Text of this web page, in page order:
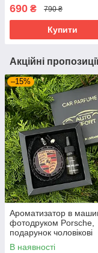
690 ₴ 790 ₴
Купити
Акційні
–15%
Ароматизатор в
фотодруком Porsche,
подарунок чоловікові
В наявності